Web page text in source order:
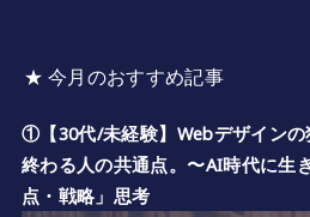
★ 今月のおすすめ記事
①【30代/未経験】Webデザイン
終わる人の共通点。〜AI時代に生
点・戦略」思考